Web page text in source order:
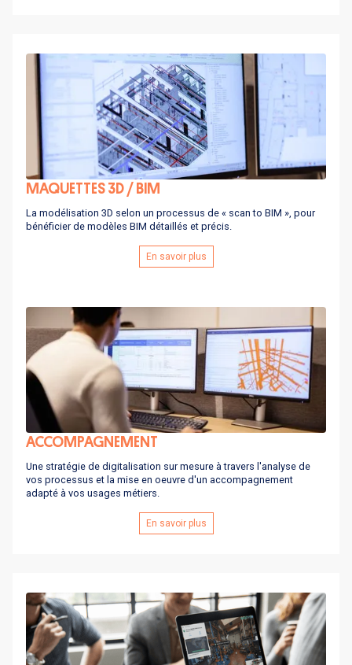
MAQUETTES 3D / BIM
La modélisation 3D selon un processus de « scan to BIM », pour
bénéficier de modèles BIM détaillés et précis.
En savoir plus
ACCOMPAGNEMENT
Une stratégie de digitalisation sur mesure à travers l'analyse de
vos processus et la mise en oeuvre d'un accompagnement
adapté à vos usages métiers.
En savoir plus